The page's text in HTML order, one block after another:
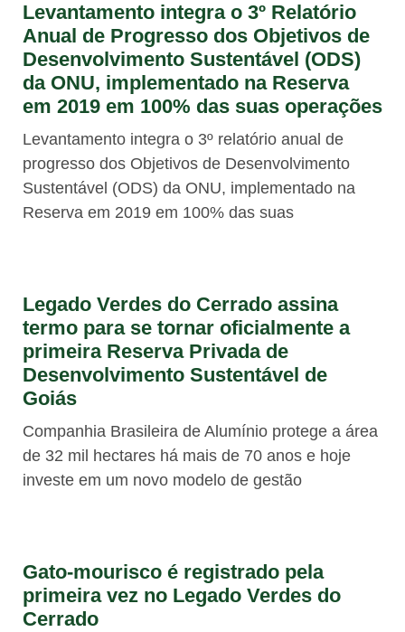
Levantamento integra o 3º Relatório
Anual de Progresso dos Objetivos de
Desenvolvimento Sustentável (ODS)
da ONU, implementado na Reserva
em 2019 em 100% das suas operações
Levantamento integra o 3º relatório anual de
progresso dos Objetivos de Desenvolvimento
Sustentável (ODS) da ONU, implementado na
Reserva em 2019 em 100% das suas
Legado Verdes do Cerrado assina
termo para se tornar oficialmente a
primeira Reserva Privada de
Desenvolvimento Sustentável de
Goiás
Companhia Brasileira de Alumínio protege a área
de 32 mil hectares há mais de 70 anos e hoje
investe em um novo modelo de gestão
Gato-mourisco é registrado pela
primeira vez no Legado Verdes do
Cerrado